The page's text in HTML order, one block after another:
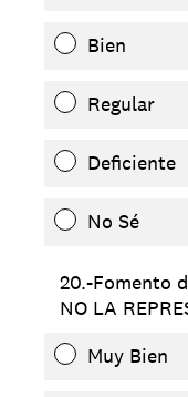
Bien
Regular
Deficiente
No Sé
20.-Fomento
NO LA
Muy Bien